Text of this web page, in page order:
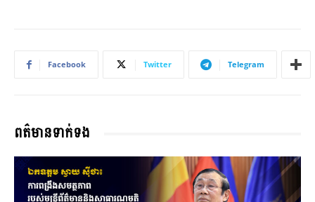
Facebook Twitter Telegram
ពត៌មានទាក់ទង